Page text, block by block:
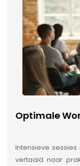
Optimale
Intensieve
vertaald naar